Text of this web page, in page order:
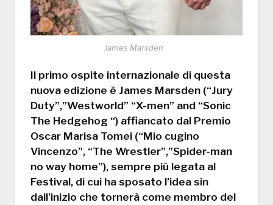
James Marsden
Il primo ospite internazionale di questa
nuova edizione è James Marsden (“Jury
Duty”,”Westworld” “X-men” and “Sonic
The Hedgehog “) affiancato dal Premio
Oscar Marisa Tomei (“Mio cugino
Vincenzo”, “The Wrestler”,”Spider-man
no way home”), sempre più legata al
Festival, di cui ha sposato l’idea sin
dall’inizio che tornerà come membro del